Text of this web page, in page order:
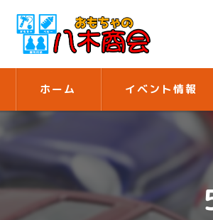
ホーム イベント情報